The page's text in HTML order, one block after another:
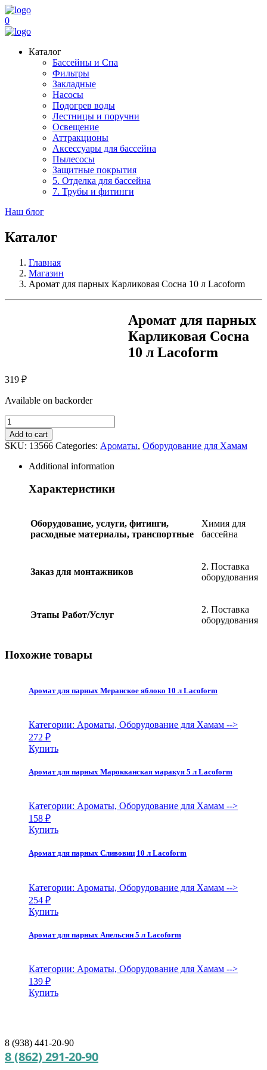
0
Каталог
Бассейны и Спа
Фильтры
Закладные
Насосы
Подогрев воды
Лестницы и поручни
Освещение
Аттракционы
Аксессуары для бассейна
Пылесосы
Защитные покрытия
5. Отделка для бассейна
7. Трубы и фитинги
Наш блог
Каталог
Главная
Магазин
Аромат для парных Карликовая Сосна 10 л Lacoform
Аромат для парных
Карликовая Сосна
10 л Lacoform
319 ₽
Available on backorder
Аромат
для
парных
Карликовая
Сосна
Lacoform
Add to cart
SKU: 13566 Categories: Ароматы, Оборудование для Хамам
Additional information
Характеристики
Оборудование, услуги, фитинги,
расходные материалы, транспортные
Химия для
бассейна
Заказ для монтажников
2. Поставка
оборудования
Этапы Работ/Услуг
2. Поставка
оборудования
Похожие товары
Аромат для парных Меранское яблоко 10 л Lacoform
Категории: Ароматы, Оборудование для Хамам -->
272 ₽
Купить
Аромат для парных Марокканская маракуя 5 л Lacoform
Категории: Ароматы, Оборудование для Хамам -->
158 ₽
Купить
Аромат для парных Сливовиц 10 л Lacoform
Категории: Ароматы, Оборудование для Хамам -->
254 ₽
Купить
Аромат для парных Апельсин 5 л Lacoform
Категории: Ароматы, Оборудование для Хамам -->
139 ₽
Купить
8 (938) 441-20-90
8 (862) 291-20-90